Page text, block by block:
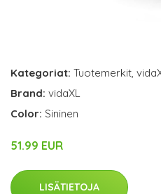
Kategoriat: Tuotemerkit,
Brand: vidaXL
Color: Sininen
51.99 EUR
LISÄTIETOJA